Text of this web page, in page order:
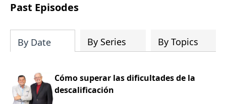
Past Episodes
By Date By Series By Topics
Cómo superar las dificultades de la
descalificación